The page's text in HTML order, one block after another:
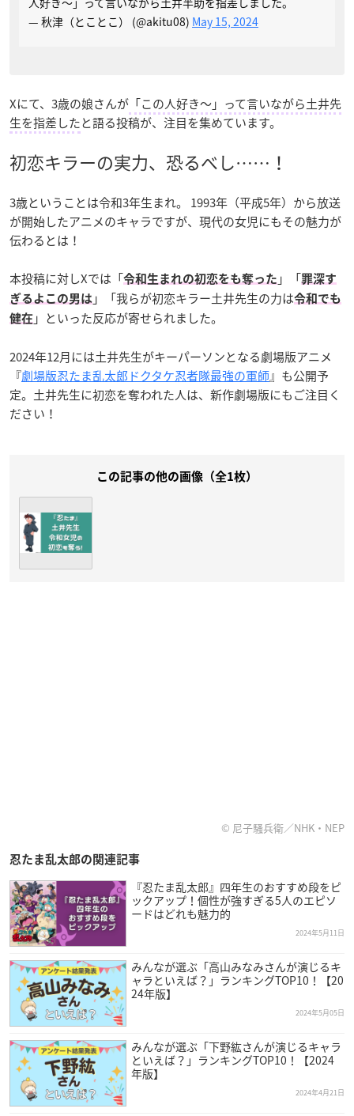
— 秋津（とことこ） (@akitu08) May 15, 2024
Xにて、3歳の娘さんが 「この人好き〜」って言いながら土井先
生を指差したと語る投稿が、注目を集めています。
初恋キラーの実力、恐るべし……！
3歳ということは令和3年生まれ。 1993年（平成5年）から放送
が開始したアニメのキャラですが、現代の女児にもその魅力が
伝わるとは！
本投稿に対しXでは「令和生まれの初恋をも奪った 」「罪深す
ぎるよこの男は 」「我らが初恋キラー土井先生の力は令和でも
健在 」といった反応が寄せられました。
2024年12月には土井先生がキーパーソンとなる劇場版アニメ
『劇場版忍たま乱太郎ドクタケ忍者隊最強の軍師』も公開予
定。土井先生に初恋を奪われた人は、新作劇場版にもご注目く
ださい！
この記事の他の画像（全1枚）
© 尼子騒兵衛／NHK・NEP
忍たま乱太郎の関連記事
『忍たま乱太郎』四年生のおすすめ段をピ
ックアップ！個性が強すぎる5人のエピソ
ードはどれも魅力的
2024年5月11日
みんなが選ぶ「高山みなみさんが演じるキ
ャラといえば？」ランキングTOP10！【20
24年版】
2024年5月05日
みんなが選ぶ「下野紘さんが演じるキャラ
といえば？」ランキングTOP10！【2024
年版】
2024年4月21日